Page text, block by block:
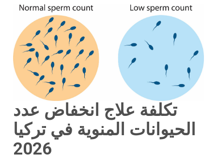
تكلفة علاج انخفاض عدد
الحيوانات المنوية في تركيا
2026